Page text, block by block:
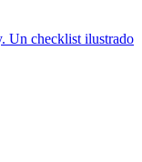
Un checklist ilustrado